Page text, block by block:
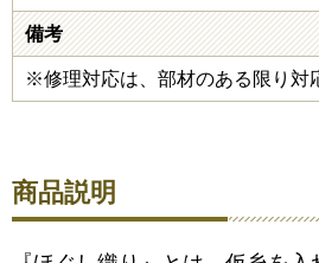
備考
※修理対応は、部材のある限り対
商品説明